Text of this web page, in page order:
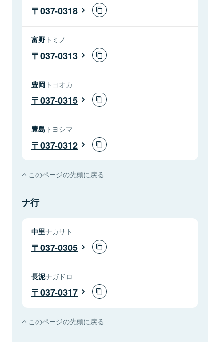
037-0318
富野 トミノ
037-0313
豊岡 トヨオカ
037-0315
豊島 トヨシマ
037-0312
このページの先頭に戻る
ナ行
中里ナカサト
037-0305
長泥ナガドロ
037-0317
このページの先頭に戻る